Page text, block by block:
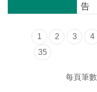
告
1 2 3 4
35
每頁筆數